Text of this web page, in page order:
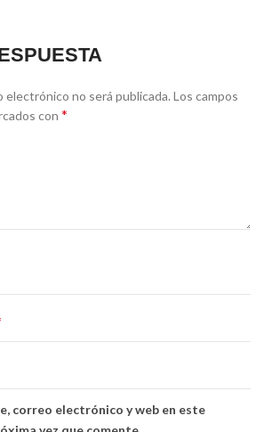
electrónico no será publicada.Los campos
con *
correo electrónico y web en este